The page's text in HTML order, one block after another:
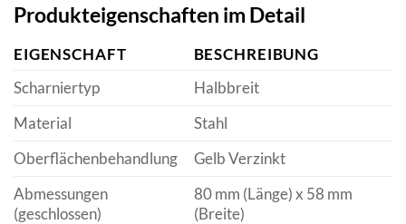
Produkteigenschaften im Detail
EIGENSCHAFT
BESCHREIBUNG
Scharniertyp
Halbbreit
Material
Stahl
Oberflächenbehandlung
Gelb Verzinkt
Abmessungen
(geschlossen)
80 mm (Länge) x 58 mm
(Breite)